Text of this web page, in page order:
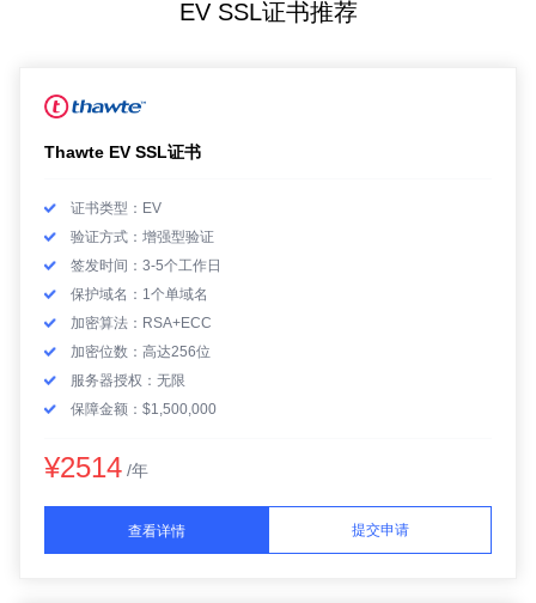
EV SSL证书推荐
Thawte EV SSL证书
证书类型：EV
验证方式：增强型验证
签发时间：3-5个工作日
保护域名：1个单域名
加密算法：RSA+ECC
加密位数：高达256位
服务器授权：无限
保障金额：$1,500,000
¥2514 /年
查看详情 提交申请